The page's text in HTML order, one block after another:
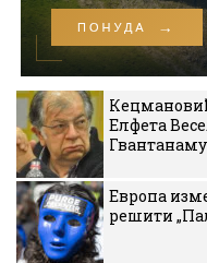
Елфета
Европа
решити